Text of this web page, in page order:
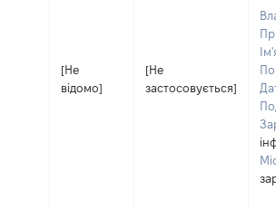
[Не
відомо]
[Не
застосовується]
По